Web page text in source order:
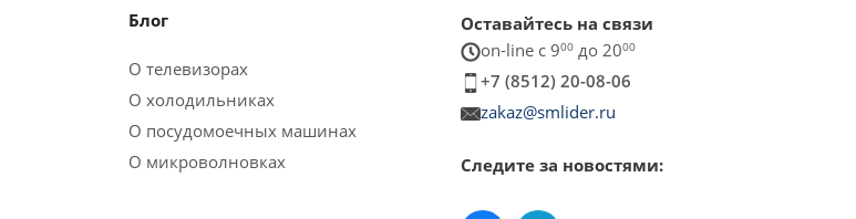
Блог
О телевизорах
О холодильниках
О посудомоечных машинах
О микроволновках
Оставайтесь на связи
on-line c 900 до 2000
+7 (8512) 20-08-06
zakaz@smlider.ru
Следите за новостями: